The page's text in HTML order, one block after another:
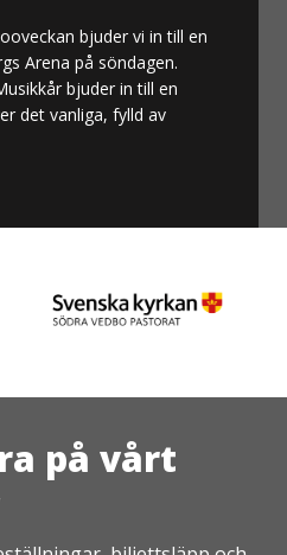
bjuder vi in till en
Arena på söndagen.
bjuder in till en
det vanliga, fylld av
på vårt